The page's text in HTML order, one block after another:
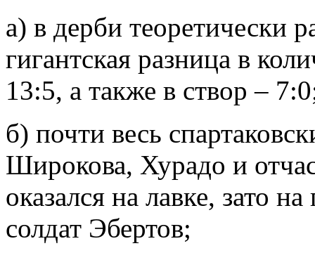
а) в дерби теоретически
гигантская разница в
13:5, а также в створ –
б) почти весь
Широкова, Хурадо и
оказался на лавке, зато
солдат Эбертов;